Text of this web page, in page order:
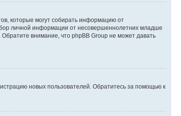
которые могут собирать информацию от
личной информации от несовершеннолетних младше
внимание, что phpBB Group не может давать
новых пользователей. Обратитесь за помощью к